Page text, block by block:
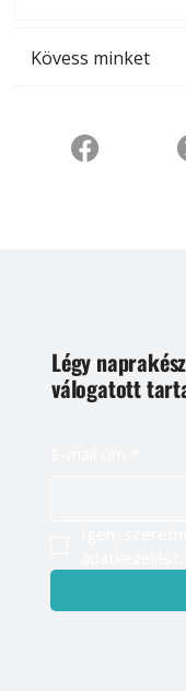
Kövess minket
Légy
válogatott